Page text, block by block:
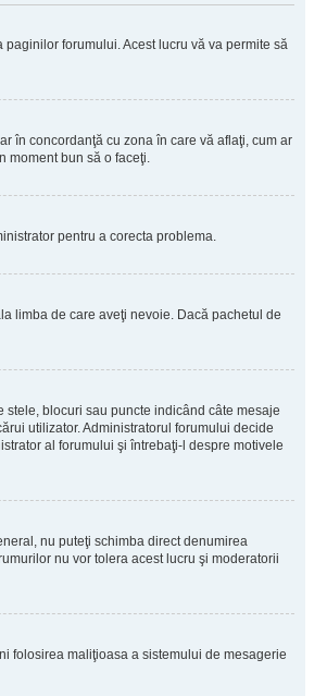
forumului. Acest lucru vă va permite să
în concordanţă cu zona în care vă aflaţi, cum ar
moment bun să o faceţi.
pentru a corecta problema.
limba de care aveţi nevoie. Dacă pachetul de
blocuri sau puncte indicând câte mesaje
utilizator. Administratorul forumului decide
al forumului şi întrebaţi-l despre motivele
nu puteţi schimba direct denumirea
nu vor tolera acest lucru şi moderatorii
folosirea maliţioasa a sistemului de mesagerie